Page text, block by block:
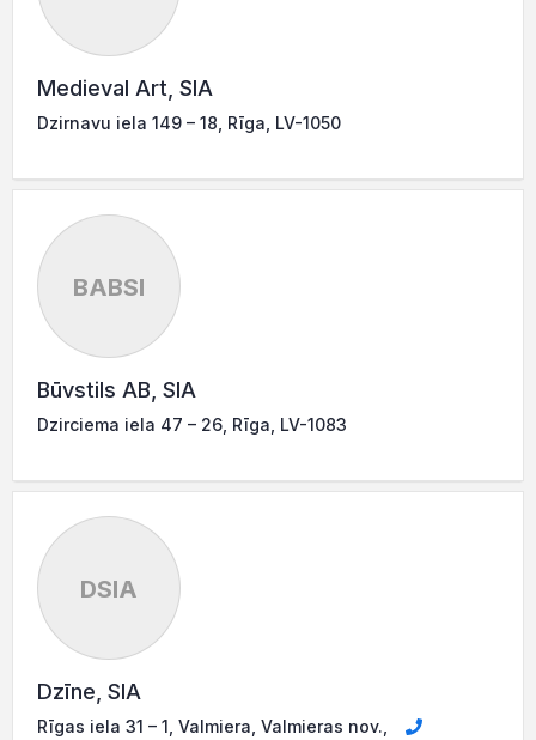
Medieval Art, SIA
Dzirnavu iela 149 – 18, Rīga, LV-1050
BABSI
Būvstils AB, SIA
Dzirciema iela 47 – 26, Rīga, LV-1083
DSIA
Dzīne, SIA
Rīgas iela 31 – 1, Valmiera, Valmieras nov.,